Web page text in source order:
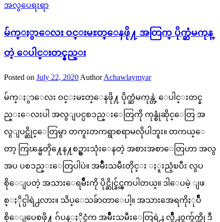
အလွပေရးရာ
မ်က္ႏွာေလး ဝင္းမႊတ္ေနဖို႔ အတြက္ ပိုက္ဆံမကုန္
တဲ့ ေပါင္းတင္နည္း
Posted on July 22, 2020 Author Achawlaymyar
မ်က္ႏွာေလး ဝင္းမႊတ္ေနဖို႔ ပိုက္ဆံမကုန္တဲ့ ေပါင္းတင္န
ည္းေလးပါ အလွျပင္ပစၥည္းေတြကို ကုန္စုံဆိုင္ေတြ အ
လွျပင္ဆိုင္ေတြမွာ တကူးတကရွာစရာမလိုပါဘူး။ တကယ္ေ
တာ့ ကြၽန္မတို႔ေန႔စဥ္စားသုံးေနတဲ့ အစားအစာေတြဟာ အလွ
အပ ပစၥည္းေတြပါပဲ။ အမ်ိဳးသမီးတိုင္း ႏူးညံ့ၿပီး လွပ
စိုေျပတဲ့ အသားေရမ်ိဳးကို ပိုင္ဆိုင္ခ်င္ၾကပါတယ္။ ဒါေပမဲ့ ျဖ
စ္ႏိုင္ပါရဲ႕လား။ သိပ္ေသခ်ာတာေပါ့။ အသားအေရကိုႏုပ်ိဳ
စိုေျပေစဖို႔ ဂ်ပန္ႏိုင္ငံက အမ်ိဳးသမီးေတြရဲ႕ လွ်ိဳ႕ဝွက္ခ်က္ကို ဒီ